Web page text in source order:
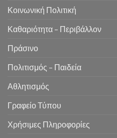
Κοινωνική Πολιτική
Καθαριότητα – Περιβάλλον
Πράσινο
Πολιτισμός – Παιδεία
Αθλητισμός
Γραφείο Τύπου
Χρήσιμες Πληροφορίες